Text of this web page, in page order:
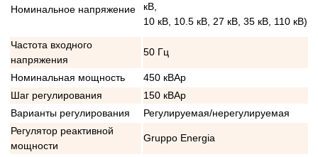
Номинальное напряжение
кВ,
10 кВ, 10.5 кВ, 27 кВ, 35 кВ, 110 кВ)
Частота входного
напряжения
50 Гц
Номинальная мощность
450 кВАр
Шаг регулирования
150 кВАр
Варианты регулирования
Регулируемая/нерегулируемая
Регулятор реактивной
мощности
Gruppo Energia